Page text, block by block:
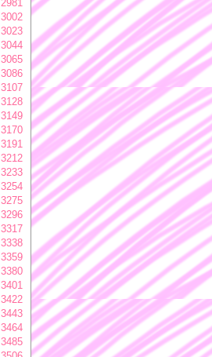
2981
3002
3023
3044
3065
3086
3107
3128
3149
3170
3191
3212
3233
3254
3275
3296
3317
3338
3359
3380
3401
3422
3443
3464
3485